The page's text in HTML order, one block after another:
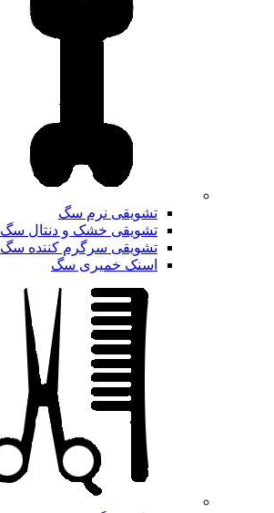
تشویقی نرم سگ
تشویقی خشک و دنتال سگ
تشویقی سرگرم کننده سگ
اسنک خمیری سگ